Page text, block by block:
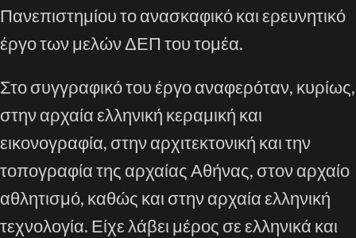
Πανεπιστημίου το ανασκαφικό και ερευνητικό
έργο των μελών ΔΕΠ του τομέα.
Στο συγγραφικό του έργο αναφερόταν, κυρίως,
στην αρχαία ελληνική κεραμική και
εικονογραφία, στην αρχιτεκτονική και την
τοπογραφία της αρχαίας Αθήνας, στον αρχαίο
αθλητισμό, καθώς και στην αρχαία ελληνική
τεχνολογία. Είχε λάβει μέρος σε ελληνικά και